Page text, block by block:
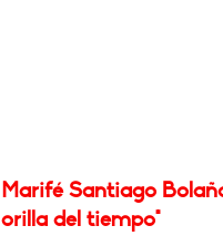
Marifé Santiago
orilla del tiempo"